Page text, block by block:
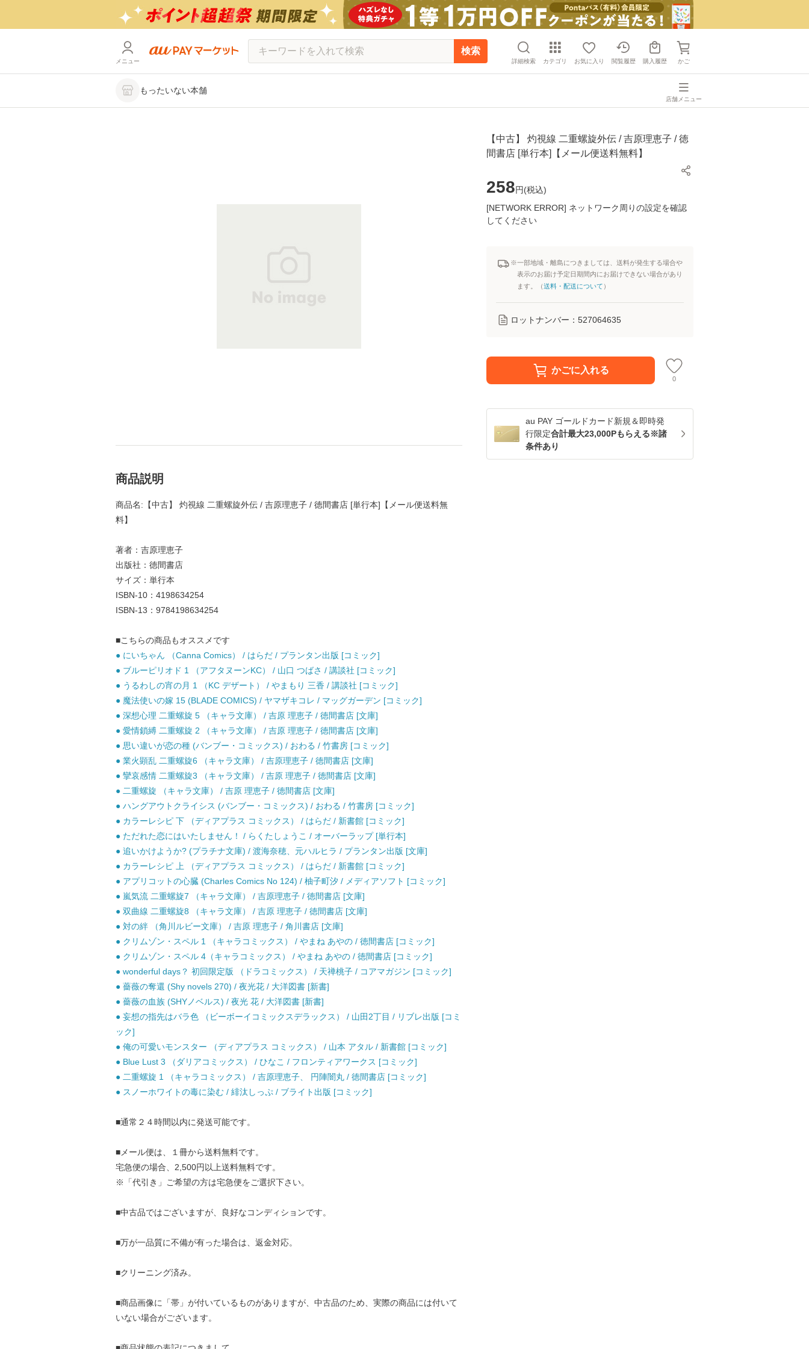
メニュー
検索
詳細検索 カテゴリ お気に入り 閲覧履歴 購入履歴 かご
もったいない本舗
店舗メニュー
【中古】 灼視線 二重螺旋外伝 / 吉原理恵子 / 徳
間書店 [単行本]【メール便送料無料】
258円(税込)
[NETWORK ERROR] ネットワーク周りの設定を確認
してください
※一部地域・離島につきましては、送料が発生する場合や
表示のお届け予定日期間内にお届けできない場合があり
ます。（送料・配送について ）
ロットナンバー： 527064635
かごに入れる
0
au PAY ゴールドカード新規＆即時発
行限定合計最大23,000Pもらえる※諸
条件あり
商品説明
商品名:【中古】 灼視線 二重螺旋外伝 / 吉原理恵子 / 徳間書店 [単行本]【メール便送料無
料】
著者：吉原理恵子
出版社：徳間書店
サイズ：単行本
ISBN-10：4198634254
ISBN-13：9784198634254
■こちらの商品もオススメです
● にいちゃん （Canna Comics） / はらだ / プランタン出版 [コミック]
● ブルーピリオド 1 （アフタヌーンKC） / 山口 つばさ / 講談社 [コミック]
● うるわしの宵の月 1 （KC デザート） / やまもり 三香 / 講談社 [コミック]
● 魔法使いの嫁 15 (BLADE COMICS) / ヤマザキコレ / マッグガーデン [コミック]
● 深想心理 二重螺旋 5 （キャラ文庫） / 吉原 理恵子 / 徳間書店 [文庫]
● 愛情鎖縛 二重螺旋 2 （キャラ文庫） / 吉原 理恵子 / 徳間書店 [文庫]
● 思い違いが恋の種 (バンブー・コミックス) / おわる / 竹書房 [コミック]
● 業火顕乱 二重螺旋6 （キャラ文庫） / 吉原理恵子 / 徳間書店 [文庫]
● 攣哀感情 二重螺旋3 （キャラ文庫） / 吉原 理恵子 / 徳間書店 [文庫]
● 二重螺旋 （キャラ文庫） / 吉原 理恵子 / 徳間書店 [文庫]
● ハングアウトクライシス (バンブー・コミックス) / おわる / 竹書房 [コミック]
● カラーレシピ 下 （ディアプラス コミックス） / はらだ / 新書館 [コミック]
● ただれた恋にはいたしません！ / らくたしょうこ / オーバーラップ [単行本]
● 追いかけようか? (プラチナ文庫) / 渡海奈穂、元ハルヒラ / プランタン出版 [文庫]
● カラーレシピ 上 （ディアプラス コミックス） / はらだ / 新書館 [コミック]
● アプリコットの心臓 (Charles Comics No 124) / 柚子町汐 / メディアソフト [コミック]
● 嵐気流 二重螺旋7 （キャラ文庫） / 吉原理恵子 / 徳間書店 [文庫]
● 双曲線 二重螺旋8 （キャラ文庫） / 吉原 理恵子 / 徳間書店 [文庫]
● 対の絆 （角川ルビー文庫） / 吉原 理恵子 / 角川書店 [文庫]
● クリムゾン・スペル 1 （キャラコミックス） / やまね あやの / 徳間書店 [コミック]
● クリムゾン・スペル 4（キャラコミックス） / やまね あやの / 徳間書店 [コミック]
● wonderful days？ 初回限定版 （ドラコミックス） / 天禅桃子 / コアマガジン [コミック]
● 薔薇の奪還 (Shy novels 270) / 夜光花 / 大洋図書 [新書]
● 薔薇の血族 (SHYノベルス) / 夜光 花 / 大洋図書 [新書]
● 妄想の指先はバラ色 （ビーボーイコミックスデラックス） / 山田2丁目 / リブレ出版 [コミ
ック]
● 俺の可愛いモンスター （ディアプラス コミックス） / 山本 アタル / 新書館 [コミック]
● Blue Lust 3 （ダリアコミックス） / ひなこ / フロンティアワークス [コミック]
● 二重螺旋 1 （キャラコミックス） / 吉原理恵子、 円陣闇丸 / 徳間書店 [コミック]
● スノーホワイトの毒に染む / 緋汰しっぷ / ブライト出版 [コミック]
■通常２４時間以内に発送可能です。
■メール便は、１冊から送料無料です。
宅急便の場合、2,500円以上送料無料です。
※「代引き」ご希望の方は宅急便をご選択下さい。
■中古品ではございますが、良好なコンディションです。
■万が一品質に不備が有った場合は、返金対応。
■クリーニング済み。
■商品画像に「帯」が付いているものがありますが、中古品のため、実際の商品には付いて
いない場合がございます。